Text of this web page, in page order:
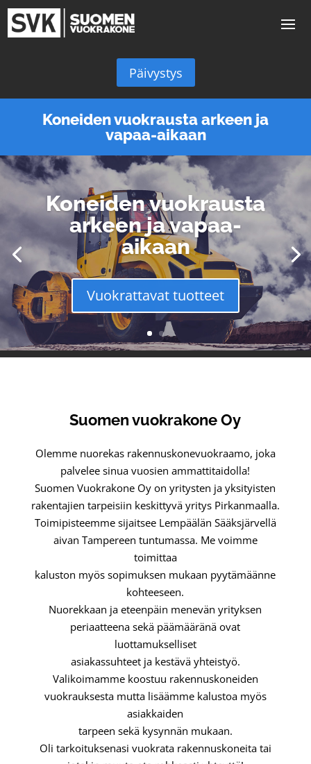
Päivystys
Koneiden vuokrausta arkeen ja
vapaa-aikaan
Koneiden vuokrausta
arkeen ja vapaa-
aikaan
Vuokrattavat tuotteet
Suomen vuokrakone Oy
Olemme nuorekas rakennuskonevuokraamo, joka
palvelee sinua vuosien ammattitaidolla!
Suomen Vuokrakone Oy on yritysten ja yksityisten
rakentajien tarpeisiin keskittyvä yritys Pirkanmaalla.
Toimipisteemme sijaitsee Lempäälän Sääksjärvellä
aivan Tampereen tuntumassa. Me voimme
toimittaa
kaluston myös sopimuksen mukaan pyytämäänne
kohteeseen.
Nuorekkaan ja eteenpäin menevän yrityksen
periaatteena sekä päämääränä ovat
luottamukselliset
asiakassuhteet ja kestävä yhteistyö.
Valikoimamme koostuu rakennuskoneiden
vuokrauksesta mutta lisäämme kalustoa myös
asiakkaiden
tarpeen sekä kysynnän mukaan.
Oli tarkoituksenasi vuokrata rakennuskoneita tai